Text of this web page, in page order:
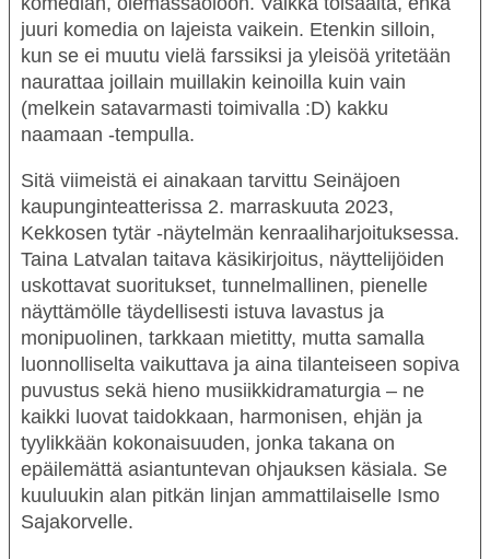
juuri komedia on lajeista vaikein. Etenkin silloin,
kun se ei muutu vielä farssiksi ja yleisöä yritetään
naurattaa joillain muillakin keinoilla kuin vain
(melkein satavarmasti toimivalla :D) kakku
naamaan -tempulla.
Sitä viimeistä ei ainakaan tarvittu Seinäjoen
kaupunginteatterissa 2. marraskuuta 2023,
Kekkosen tytär -näytelmän kenraaliharjoituksessa.
Taina Latvalan taitava käsikirjoitus, näyttelijöiden
uskottavat suoritukset, tunnelmallinen, pienelle
näyttämölle täydellisesti istuva lavastus ja
monipuolinen, tarkkaan mietitty, mutta samalla
luonnolliselta vaikuttava ja aina tilanteiseen sopiva
puvustus sekä hieno musiikkidramaturgia – ne
kaikki luovat taidokkaan, harmonisen, ehjän ja
tyylikkään kokonaisuuden, jonka takana on
epäilemättä asiantuntevan ohjauksen käsiala. Se
kuuluukin alan pitkän linjan ammattilaiselle Ismo
Sajakorvelle.